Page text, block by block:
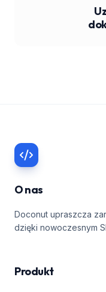
O nas
Doconut upraszcza
dzięki nowoczesnym
Produkt